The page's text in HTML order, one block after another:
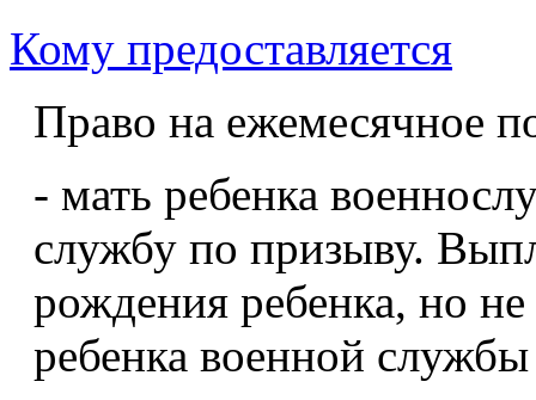
Кому предоставляется
Право на ежемесячное
- мать ребенка
службу по призыву.
рождения ребенка, но
ребенка военной